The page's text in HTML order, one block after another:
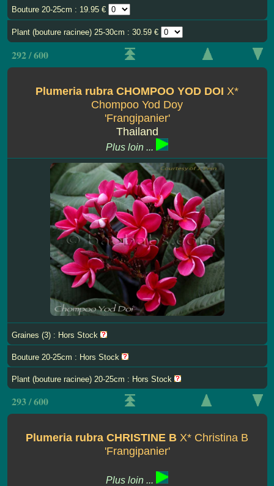
Bouture 20-25cm : 19.95 €
Plant (bouture racinee) 25-30cm : 30.59 €
292 / 600
Plumeria rubra CHOMPOO YOD DOI X*
Chompoo Yod Doy
'Frangipanier'
Thailand
Plus loin ...
Graines (3) : Hors Stock
Bouture 20-25cm : Hors Stock
Plant (bouture racinee) 20-25cm : Hors Stock
293 / 600
Plumeria rubra CHRISTINE B X* Christina B
'Frangipanier'
Plus loin ...